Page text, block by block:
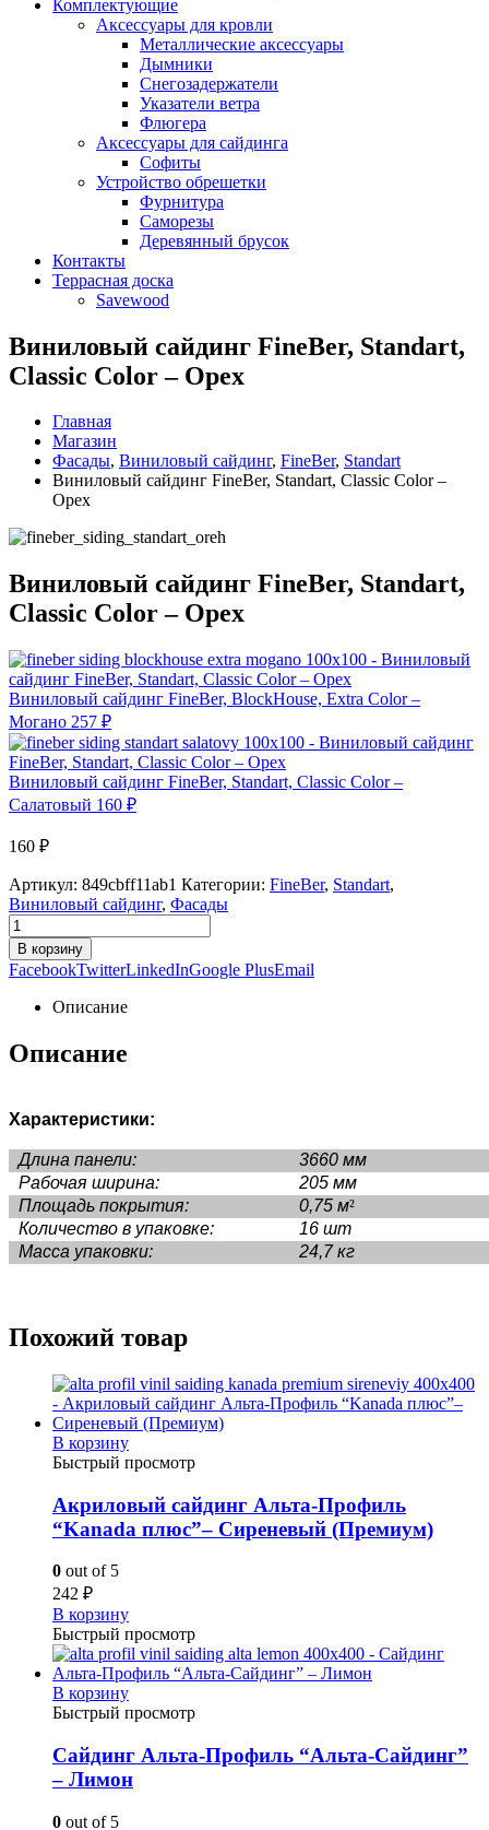
Комплектующие
Аксессуары для кровли
Металлические аксессуары
Дымники
Снегозадержатели
Указатели ветра
Флюгера
Аксессуары для сайдинга
Софиты
Устройство обрешетки
Фурнитура
Саморезы
Деревянный брусок
Контакты
Террасная доска
Savewood
Виниловый сайдинг FineBer, Standart,
Classic Color – Орех
Главная
Магазин
Фасады, Виниловый сайдинг, FineBer, Standart
Виниловый сайдинг FineBer, Standart, Classic Color –
Орех
Виниловый сайдинг FineBer, Standart,
Classic Color – Орех
Виниловый сайдинг FineBer, BlockHouse, Extra Color –
Могано 257 ₽
Виниловый сайдинг FineBer, Standart, Classic Color –
Салатовый 160 ₽
160 ₽
Артикул: 849cbff11ab1 Категории: FineBer, Standart,
Виниловый сайдинг, Фасады
В корзину
FacebookTwitterLinkedInGoogle PlusEmail
Описание
Описание
Характеристики:
Длина панели:
3660 мм
Рабочая ширина:
205 мм
Площадь покрытия:
0,75 м²
Количество в упаковке:
16 шт
Масса упаковки:
24,7 кг
Похожий товар
В корзину
Быстрый просмотр
Акриловый сайдинг Альта-Профиль
“Kanada плюс”– Сиреневый (Премиум)
0 out of 5
242 ₽
В корзину
Быстрый просмотр
В корзину
Быстрый просмотр
Сайдинг Альта-Профиль “Альта-Сайдинг”
– Лимон
0 out of 5